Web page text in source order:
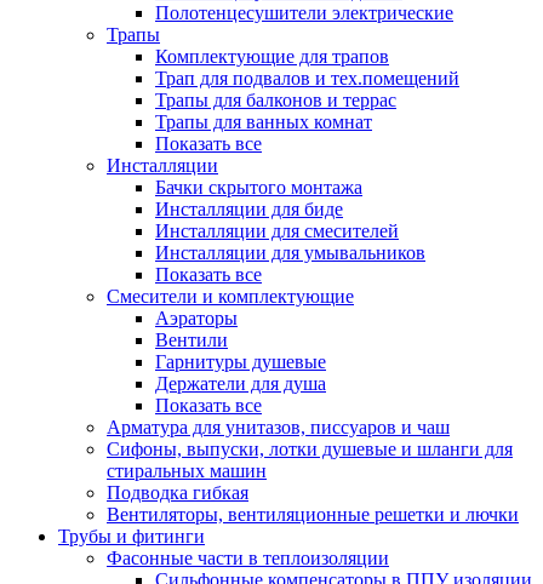
Полотенцесушители электрические
Трапы
Комплектующие для трапов
Трап для подвалов и тех.помещений
Трапы для балконов и террас
Трапы для ванных комнат
Показать все
Инсталляции
Бачки скрытого монтажа
Инсталляции для биде
Инсталляции для смесителей
Инсталляции для умывальников
Показать все
Смесители и комплектующие
Аэраторы
Вентили
Гарнитуры душевые
Держатели для душа
Показать все
Арматура для унитазов, писсуаров и чаш
Сифоны, выпуски, лотки душевые и шланги для
стиральных машин
Подводка гибкая
Вентиляторы, вентиляционные решетки и лючки
Трубы и фитинги
Фасонные части в теплоизоляции
Cильфонные компенсаторы в ППУ изоляции